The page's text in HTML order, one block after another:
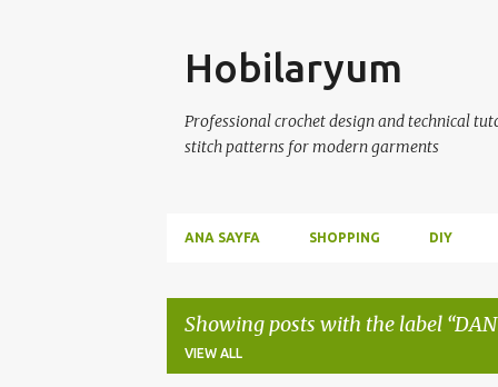
Hobilaryum
Professional crochet design and technical
stitch patterns for modern garments
ANA SAYFA SHOPPING DIY
Showing posts with the label
VIEW ALL